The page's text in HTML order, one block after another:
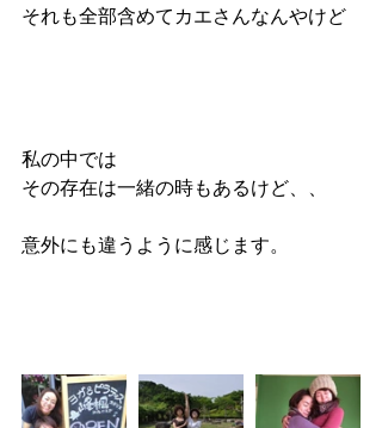
それも全部含めてカエさんなんやけど
私の中では
その存在は一緒の時もあるけど、、
意外にも違うように感じます。